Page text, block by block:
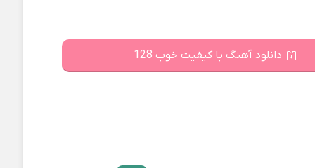
دانلود آهنگ با کیفیت خوب 128